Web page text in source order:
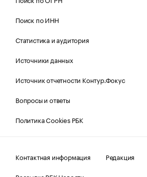
Поиск по ИНН
Статистика и аудитория
Источники данных
Источник отчетности Контур.Фокус
Вопросы и ответы
Политика Cookies РБК
Контактная информация
Редакция